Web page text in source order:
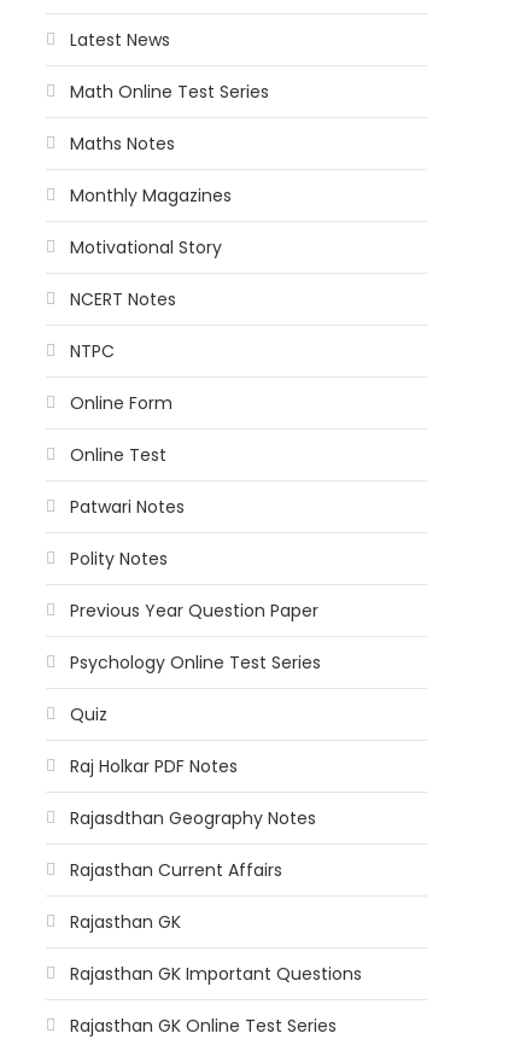
Latest News
Math Online Test Series
Maths Notes
Monthly Magazines
Motivational Story
NCERT Notes
NTPC
Online Form
Online Test
Patwari Notes
Polity Notes
Previous Year Question Paper
Psychology Online Test Series
Quiz
Raj Holkar PDF Notes
Rajasdthan Geography Notes
Rajasthan Current Affairs
Rajasthan GK
Rajasthan GK Important Questions
Rajasthan GK Online Test Series